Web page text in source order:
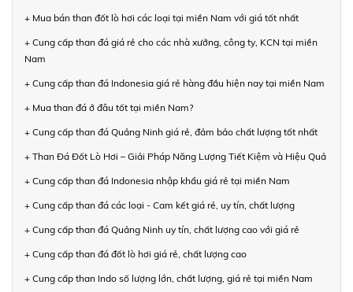
+ Mua bán than đốt lò hơi các loại tại miền Nam với giá tốt nhất
+ Cung cấp than đá giá rẻ cho các nhà xưởng, công ty, KCN tại miền
Nam
+ Cung cấp than đá Indonesia giá rẻ hàng đầu hiện nay tại miền Nam
+ Mua than đá ở đâu tốt tại miền Nam?
+ Cung cấp than đá Quảng Ninh giá rẻ, đảm bảo chất lượng tốt nhất
+ Than Đá Đốt Lò Hơi – Giải Pháp Năng Lượng Tiết Kiệm và Hiệu Quả
+ Cung cấp than đá Indonesia nhập khẩu giá rẻ tại miền Nam
+ Cung cấp than đá các loại - Cam kết giá rẻ, uy tín, chất lượng
+ Cung cấp than đá Quảng Ninh uy tín, chất lượng cao với giá rẻ
+ Cung cấp than đá đốt lò hơi giá rẻ, chất lượng cao
+ Cung cấp than Indo số lượng lớn, chất lượng, giá rẻ tại miền Nam